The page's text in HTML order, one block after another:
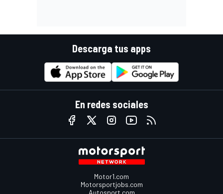
Descarga tus apps
En redes sociales
Motor1.com
Motorsportjobs.com